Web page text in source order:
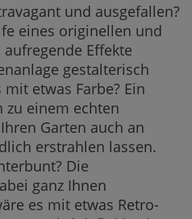
und ausgefallen?
eines originellen und
Effekte
gestalterisch
etwas Farbe? Ein
zu einem echten
Garten auch an
erstrahlen lassen.
Die
ganz Ihnen
es mit etwas Retro-